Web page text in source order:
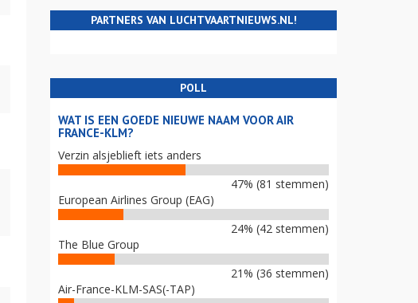
PARTNERS VAN LUCHTVAARTNIEUWS.NL!
POLL
WAT IS EEN GOEDE NIEUWE NAAM VOOR AIR
FRANCE-KLM?
Verzin alsjeblieft iets anders
47% (81 stemmen)
European Airlines Group (EAG)
24% (42 stemmen)
The Blue Group
21% (36 stemmen)
Air-France-KLM-SAS(-TAP)